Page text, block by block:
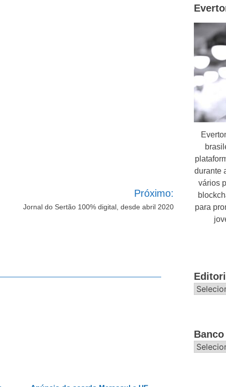
Próximo:
Jornal do Sertão 100% digital, desde abril 2020
durante
vários
para
Editorias
Banco